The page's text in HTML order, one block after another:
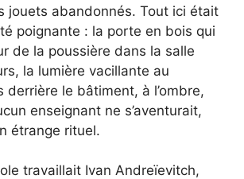
jouets abandonnés. Tout ici était
poignante : la porte en bois qui
de la poussière dans la salle
la lumière vacillante au
derrière le bâtiment, à l’ombre,
enseignant ne s’aventurait,
étrange rituel.
travaillait Ivan Andreïevitch,